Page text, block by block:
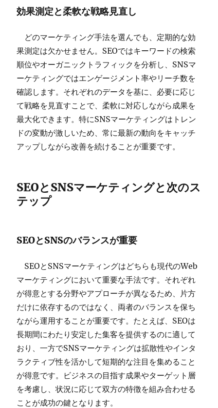
効果測定と柔軟な戦略見直し
どのマーケティング手法を選んでも、定期的な効
果測定は欠かせません。SEOではキーワードの検索
順位やオーガニックトラフィックを分析し、SNSマ
ーケティングではエンゲージメント率やリーチ数を
確認します。それぞれのデータを基に、必要に応じ
て戦略を見直すことで、柔軟に対応しながら成果を
最大化できます。特にSNSマーケティングはトレン
ドの変動が激しいため、常に最新の動向をキャッチ
アップしながら改善を続けることが重要です。
SEOとSNSマーケティングと次のス
テップ
SEOとSNSのバランスが重要
SEOとSNSマーケティングはどちらも現代のWeb
マーケティングにおいて重要な手法です。それぞれ
が得意とする分野やアプローチが異なるため、片方
だけに依存するのではなく、両者のバランスを保ち
ながら運用することが重要です。たとえば、SEOは
長期間にわたり安定した集客を提供するのに適して
おり、一方でSNSマーケティングは拡散性やインタ
ラクティブ性を活かして短期的な注目を集めること
が得意です。ビジネスの目指す成果やターゲット層
を考慮し、状況に応じて双方の特徴を組み合わせる
ことが成功の鍵となります。